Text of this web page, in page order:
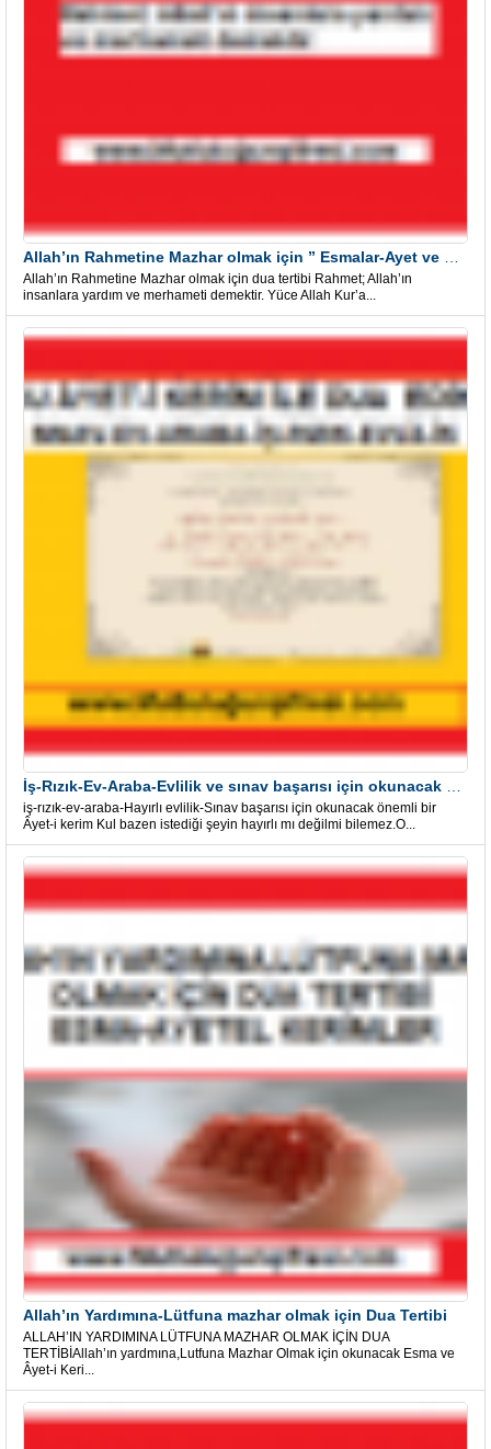
Allah’ın Rahmetine Mazhar olmak için dua tertibi Rahmet; Allah’ın
insanlara yardım ve merhameti demektir. Yüce Allah Kur’a...
iş-rızık-ev-araba-Hayırlı evlilik-Sınav başarısı için okunacak önemli bir
Âyet-i kerim Kul bazen istediği şeyin hayırlı mı değilmi bilemez.O...
Allah’ın Yardımına-Lütfuna mazhar olmak için Dua Tertibi
ALLAH’IN YARDIMINA LÜTFUNA MAZHAR OLMAK İÇİN DUA
TERTİBİAllah’ın yardmına,Lutfuna Mazhar Olmak için okunacak Esma ve
Âyet-i Keri...